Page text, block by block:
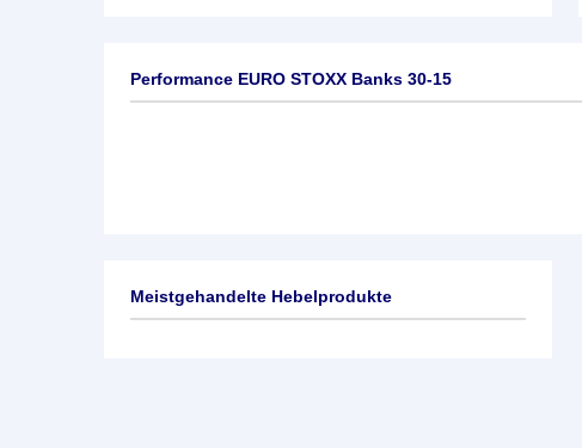
Performance EURO STOXX Banks 30-15
Meistgehandelte Hebelprodukte